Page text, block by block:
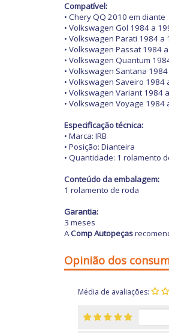
Compatível:
• Chery QQ 2010 em diante
• Volkswagen Gol 1984 a
• Volkswagen Parati 1984 a
• Volkswagen Passat 1984
• Volkswagen Quantum
• Volkswagen Santana
• Volkswagen Saveiro 1984
• Volkswagen Variant 1984
• Volkswagen Voyage 1984
Especificação técnica:
• Marca: IRB
• Posição: Dianteira
• Quantidade: 1 rolamento
Conteúdo da embalagem:
1 rolamento de roda
Garantia:
3 meses
AComp Autopeças
Opinião dos
Média de avaliações: